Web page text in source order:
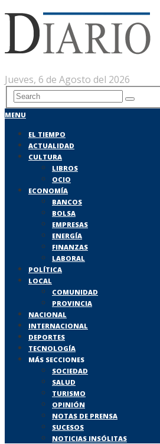
Jueves, 6 de Agosto del 2026
MENU
EL TIEMPO
ACTUALIDAD
CULTURA
LIBROS
OCIO
ECONOMÍA
BANCOS
BOLSA
EMPRESAS
ENERGÍA
FINANZAS
LABORAL
POLÍTICA
LOCAL
COMUNIDAD
PROVINCIA
NACIONAL
INTERNACIONAL
DEPORTES
TECNOLOGÍA
MÁS SECCIONES
SOCIEDAD
SALUD
TURISMO
OPINIÓN
NOTAS DE PRENSA
SUCESOS
NOTICIAS INSÓLITAS